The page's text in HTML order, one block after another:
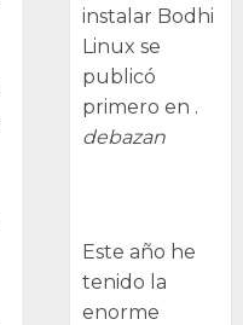
instalar Bodhi
Linux se
publicó
primero en .
debazan
Este año he
tenido la
enorme